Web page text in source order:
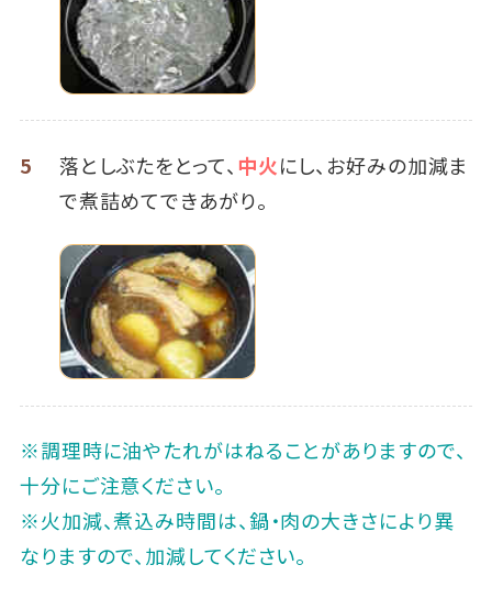
5 落としぶたをとって、 中火にし、お好みの加減ま
で煮詰めてできあがり。
※調理時に油やたれがはねることがありますので、
十分にご注意ください。
※火加減、煮込み時間は、鍋・肉の大きさにより異
なりますので、加減してください。